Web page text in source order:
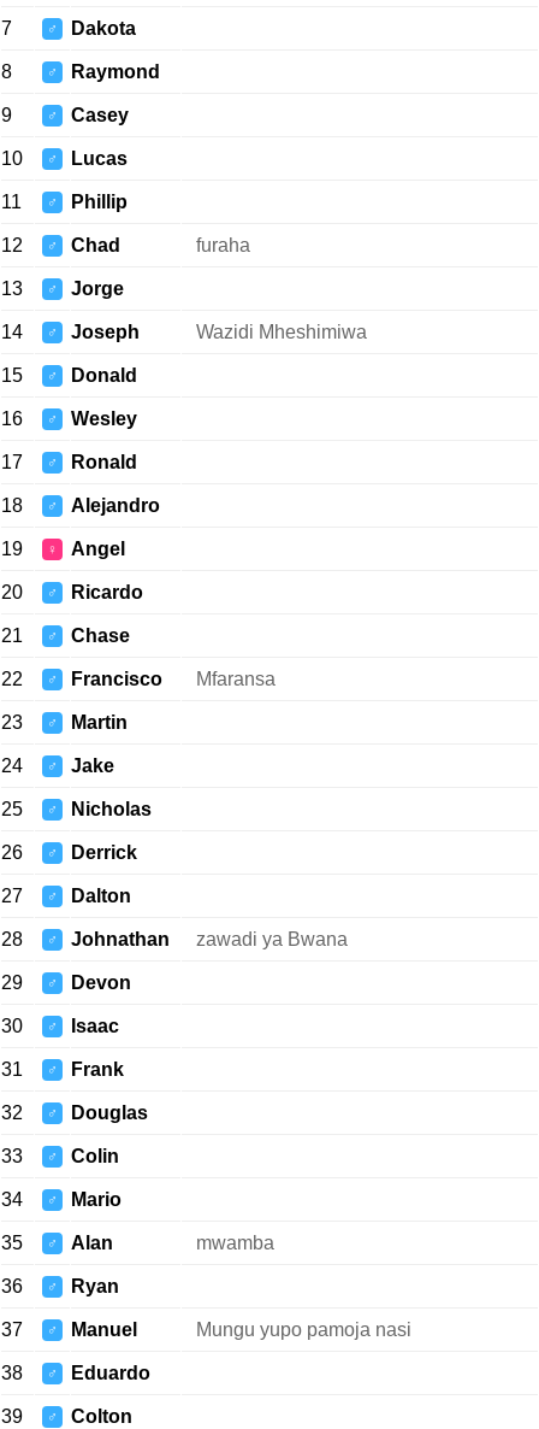
7 ♂ Dakota
8 ♂ Raymond
9 ♂ Casey
10 ♂ Lucas
11 ♂ Phillip
12 ♂ Chad furaha
13 ♂ Jorge
14 ♂ Joseph Wazidi Mheshimiwa
15 ♂ Donald
16 ♂ Wesley
17 ♂ Ronald
18 ♂ Alejandro
19 ♀ Angel
20 ♂ Ricardo
21 ♂ Chase
22 ♂ Francisco Mfaransa
23 ♂ Martin
24 ♂ Jake
25 ♂ Nicholas
26 ♂ Derrick
27 ♂ Dalton
28 ♂ Johnathan zawadi ya Bwana
29 ♂ Devon
30 ♂ Isaac
31 ♂ Frank
32 ♂ Douglas
33 ♂ Colin
34 ♂ Mario
35 ♂ Alan mwamba
36 ♂ Ryan
37 ♂ Manuel Mungu yupo pamoja nasi
38 ♂ Eduardo
39 ♂ Colton